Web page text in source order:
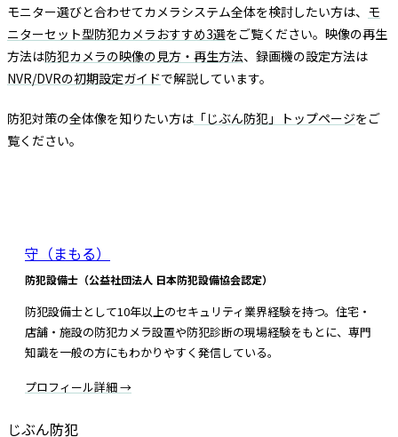
モニター選びと合わせてカメラシステム全体を検討したい方は、 モ
ニターセット型防犯カメラおすすめ3選をご覧ください。映像の再生
方法は防犯カメラの映像の見方・再生方法、録画機の設定方法は
NVR/DVRの初期設定ガイドで解説しています。
防犯対策の全体像を知りたい方は 「じぶん防犯」トップページをご
覧ください。
守（まもる）
防犯設備士（公益社団法人 日本防犯設備協会認定）
防犯設備士として10年以上のセキュリティ業界経験を持つ。住宅・
店舗・施設の防犯カメラ設置や防犯診断の現場経験をもとに、専門
知識を一般の方にもわかりやすく発信している。
プロフィール詳細 →
じぶん防犯